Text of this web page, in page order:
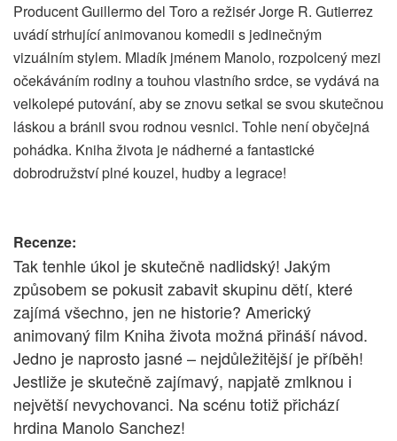
Producent Guillermo del Toro a režisér Jorge R. Gutierrez
uvádí strhující animovanou komedii s jedinečným
vizuálním stylem. Mladík jménem Manolo, rozpolcený mezi
očekáváním rodiny a touhou vlastního srdce, se vydává na
velkolepé putování, aby se znovu setkal se svou skutečnou
láskou a bránil svou rodnou vesnici. Tohle není obyčejná
pohádka. Kniha života je nádherné a fantastické
dobrodružství plné kouzel, hudby a legrace!
Recenze:
Tak tenhle úkol je skutečně nadlidský! Jakým
způsobem se pokusit zabavit skupinu dětí, které
zajímá všechno, jen ne historie? Americký
animovaný film Kniha života možná přináší návod.
Jedno je naprosto jasné – nejdůležitější je příběh!
Jestliže je skutečně zajímavý, napjatě zmlknou i
největší nevychovanci. Na scénu totiž přichází
hrdina Manolo Sanchez!